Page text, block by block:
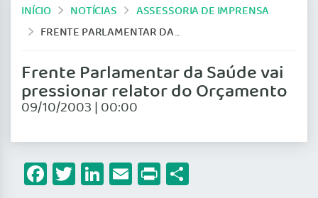
INÍCIO NOTÍCIAS
ASSESSORIA DE IMPRENSA
FRENTE PARLAMENTAR DA SAÚDE VAI PRESSIONAR RELATOR DO ORÇAMENTO
Frente Parlamentar da Saúde vai
pressionar relator do Orçamento
09/10/2003 | 00:00
Facebook
Twitter
LinkedIn
Email
Print